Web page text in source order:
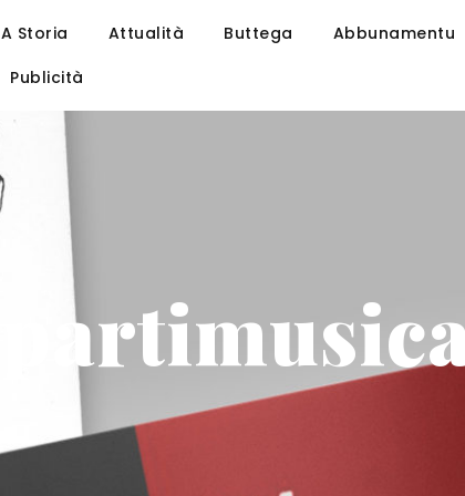
A Storia Attualità Buttega
Abbunamentu
Publicità